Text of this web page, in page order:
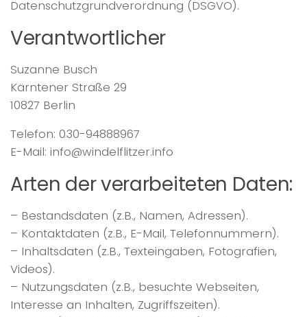
Datenschutzgrundverordnung (DSGVO).
Verantwortlicher
Suzanne Busch
Kärntener Straße 29
10827 Berlin
Telefon: 030-94888967
E-Mail: info@windelflitzer.info
Arten der verarbeiteten Daten:
– Bestandsdaten (z.B., Namen, Adressen).
– Kontaktdaten (z.B., E-Mail, Telefonnummern).
– Inhaltsdaten (z.B., Texteingaben, Fotografien,
Videos).
– Nutzungsdaten (z.B., besuchte Webseiten,
Interesse an Inhalten, Zugriffszeiten).